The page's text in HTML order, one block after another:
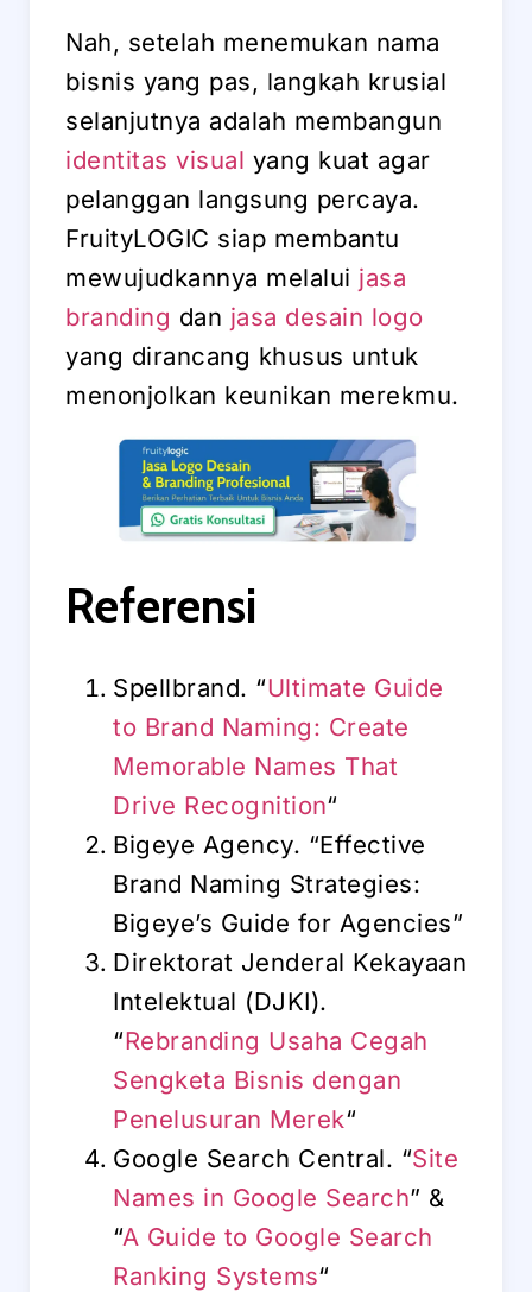
Nah, setelah menemukan nama
bisnis yang pas, langkah krusial
selanjutnya adalah membangun
identitas visual yang kuat agar
pelanggan langsung percaya.
FruityLOGIC siap membantu
mewujudkannya melalui jasa
branding dan jasa desain logo
yang dirancang khusus untuk
menonjolkan keunikan merekmu.
Referensi
Spellbrand. “Ultimate Guide
to Brand Naming: Create
Memorable Names That
Drive Recognition“
Bigeye Agency. “Effective
Brand Naming Strategies:
Bigeye’s Guide for Agencies”
Direktorat Jenderal Kekayaan
Intelektual (DJKI).
“Rebranding Usaha Cegah
Sengketa Bisnis dengan
Penelusuran Merek“
Google Search Central. “Site
Names in Google Search” &
“A Guide to Google Search
Ranking Systems“